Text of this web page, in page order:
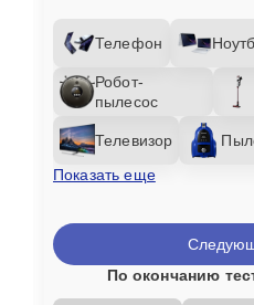
Телефон
Робот-
пылесос
Телевизор
Показать еще
По окончанию